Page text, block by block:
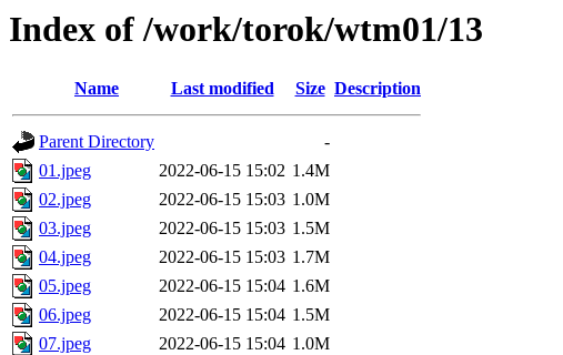
Index of /work/torok/wtm01/13
Name Last modified Size Description
Parent Directory
-
01.jpeg
2022-06-15 15:02 1.4M
02.jpeg
2022-06-15 15:03 1.0M
03.jpeg
2022-06-15 15:03 1.5M
04.jpeg
2022-06-15 15:03 1.7M
05.jpeg
2022-06-15 15:04 1.6M
06.jpeg
2022-06-15 15:04 1.5M
07.jpeg
2022-06-15 15:04 1.0M